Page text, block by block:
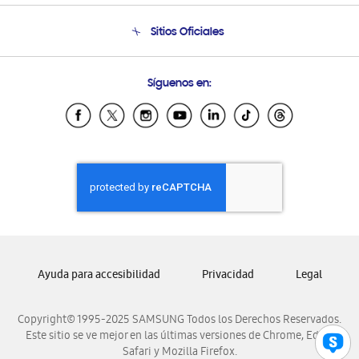
Soporte vía eMail
Sitios Oficiales
Samsung Ecuador
Samsung El Salvador
Samsung Honduras
Samsung Nicaragua
Samsung Panamá
Samsung Venezuela
Síguenos en:
Copyright© 1995-2025 SAMSUNG Todos los Derechos Reservados.
Este sitio se ve mejor en las últimas versiones de Chrome, Edge,
Safari y Mozilla Firefox.
Ayuda para accesibilidad Privacidad Legal